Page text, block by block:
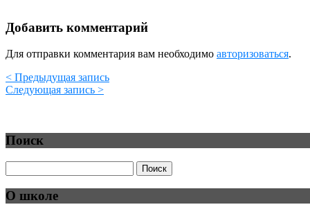
Добавить комментарий
Для отправки комментария вам необходимо авторизоваться.
< Предыдущая запись
Следующая запись >
Поиск
О школе